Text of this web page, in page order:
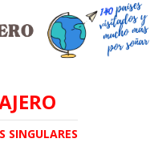
SINGULARES